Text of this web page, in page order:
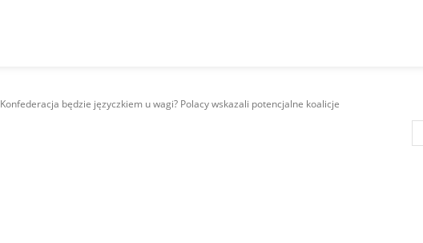
Konfederacja będzie języczkiem u wagi? Polacy wskazali potencjalne koalicje